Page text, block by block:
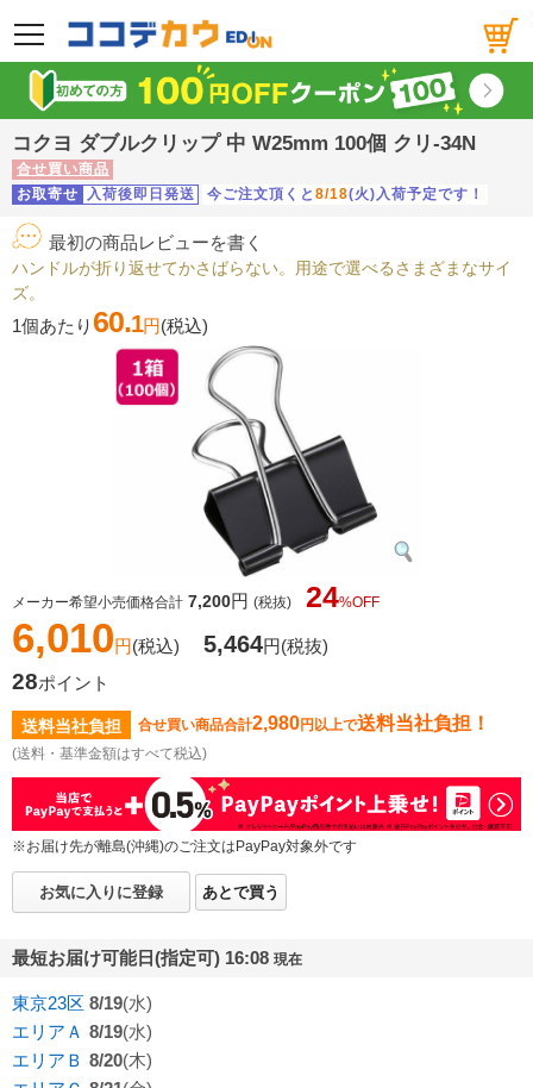
メニュー
コクヨ ダブルクリップ 中 W25mm 100個 クリ-34N
合せ買い商品
お取寄せ
入荷後即日発送 今ご注文頂くと 8/18(火)入荷予定です！
最初の商品レビューを書く
ハンドルが折り返せてかさばらない。用途で選べるさまざまなサイ
ズ。
1個あたり 60.1円(税込)
メーカー希望小売価格合計 7,200円 (税抜) 24%OFF
6,010円(税込) 5,464円(税抜)
28ポイント
送料当社負担 合せ買い商品合計2,980円以上で送料当社負担！
(送料・基準金額はすべて税込)
※お届け先が離島(沖縄)のご注文はPayPay対象外です
お気に入りに登録 あとで買う
最短お届け可能日(指定可) 16:08 現在
東京23区 8/19(水)
エリアＡ 8/19(水)
エリアＢ 8/20(木)